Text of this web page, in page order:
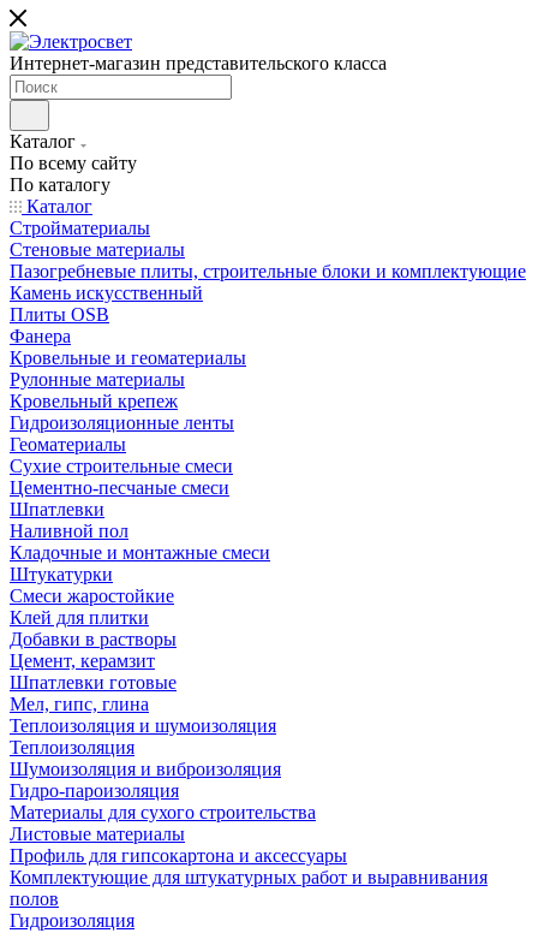
Интернет-магазин представительского класса
Каталог
По всему сайту
По каталогу
Каталог
Стройматериалы
Стеновые материалы
Пазогребневые плиты, строительные блоки и комплектующие
Камень искусственный
Плиты OSB
Фанера
Кровельные и геоматериалы
Рулонные материалы
Кровельный крепеж
Гидроизоляционные ленты
Геоматериалы
Сухие строительные смеси
Цементно-песчаные смеси
Шпатлевки
Наливной пол
Кладочные и монтажные смеси
Штукатурки
Смеси жаростойкие
Клей для плитки
Добавки в растворы
Цемент, керамзит
Шпатлевки готовые
Мел, гипс, глина
Теплоизоляция и шумоизоляция
Теплоизоляция
Шумоизоляция и виброизоляция
Гидро-пароизоляция
Материалы для сухого строительства
Листовые материалы
Профиль для гипсокартона и аксессуары
Комплектующие для штукатурных работ и выравнивания
полов
Гидроизоляция